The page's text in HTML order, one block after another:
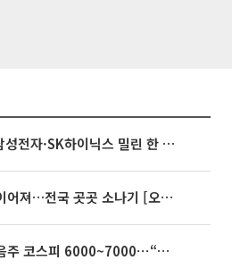
[베스트&워스트] 삼성전자·SK하이닉스 밀린 한 주…상상인증권은 85% 급등
35도 안팎 무더위 이어져…전국 곳곳 소나기 [오늘 날씨]
[주간증시전망] 다음주 코스피 6000~7000⋯“外人 수급은 정책이 변수”